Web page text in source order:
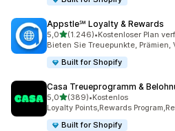
Appstle℠ Loyalty & Rewards
5,0von 5 Sternen
(1.246)
1246 Rezensionen insgesamt
•Kostenloser Plan
Bieten Sie Treuepunkte,
Built for Shopify
Casa Treueprogramm &
5,0von 5 Sternen
(389)
389 Rezensionen insgesamt
•Kostenlos
Loyalty Points,Rewards
Built for Shopify